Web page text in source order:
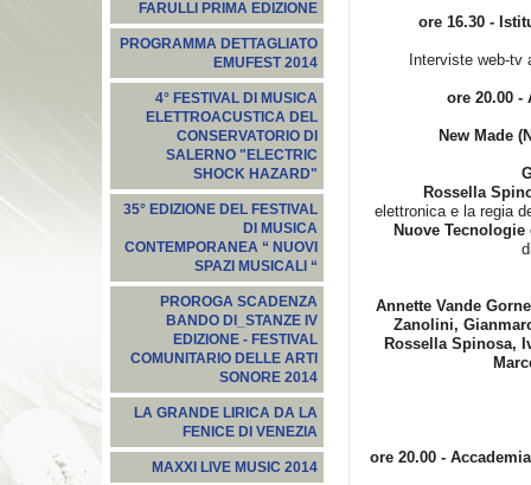
FARULLI PRIMA EDIZIONE
PROGRAMMA DETTAGLIATO
EMUFEST 2014
4° FESTIVAL DI MUSICA
ELETTROACUSTICA DEL
CONSERVATORIO DI
SALERNO "ELECTRIC
SHOCK HAZARD"
35° EDIZIONE DEL FESTIVAL
DI MUSICA
CONTEMPORANEA “ NUOVI
SPAZI MUSICALI “
PROROGA SCADENZA
BANDO DI_STANZE IV
EDIZIONE - FESTIVAL
COMUNITARIO DELLE ARTI
SONORE 2014
LA GRANDE LIRICA DA LA
FENICE DI VENEZIA
MAXXI LIVE MUSIC 2014
ore 16.30 -
Interviste web-tv
ore 20.00
New Made
Rossella
elettronica e la regia
Nuove
Annette Vande
Zanolini,
Rossella Spinosa,
ore 20.00 -